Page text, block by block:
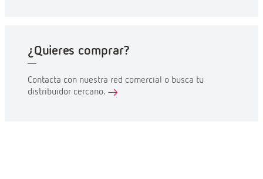
¿Quieres comprar?
Contacta con nuestra red comercial o busca tu
distribuidor cercano.